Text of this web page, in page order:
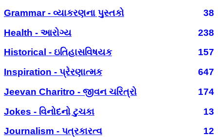
Grammar - વ્યાકરણના પુસ્તકો
38
Health - આરોગ્ય
238
Historical - ઇતિહાસવિષયક
157
Inspiration - પ્રેરણાત્મક
647
Jeevan Charitro - જીવન ચરિત્રો
174
Jokes - વિનોદનો ટુચકા
13
Journalism - પત્રકારત્વ
12